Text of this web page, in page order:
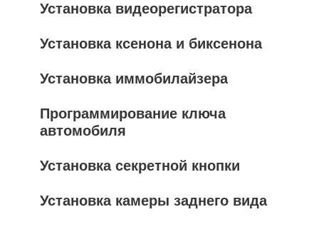
Установка видеорегистратора
Установка ксенона и биксенона
Установка иммобилайзера
Программирование ключа
автомобиля
Установка секретной кнопки
Установка камеры заднего вида